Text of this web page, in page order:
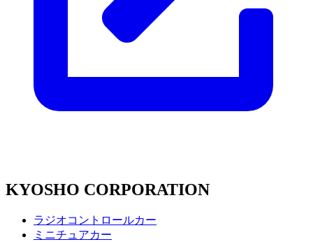
KYOSHO CORPORATION
ラジオコントロールカー
ミニチュアカー